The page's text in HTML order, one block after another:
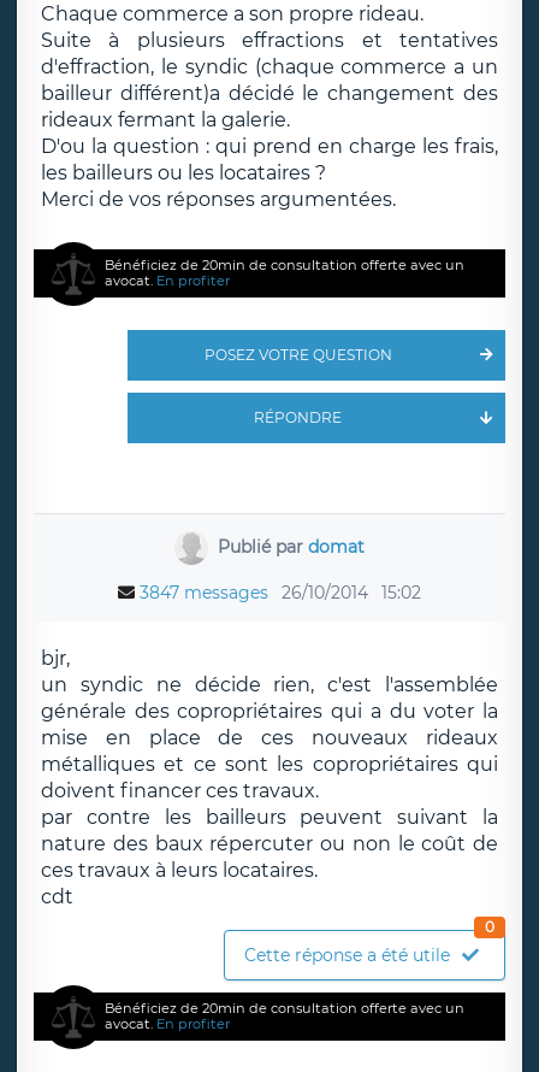
Chaque commerce a son propre rideau.
Suite à plusieurs effractions et tentatives
d'effraction, le syndic (chaque commerce a un
bailleur différent)a décidé le changement des
rideaux fermant la galerie.
D'ou la question : qui prend en charge les frais,
les bailleurs ou les locataires ?
Merci de vos réponses argumentées.
Bénéficiez de 20min de consultation offerte avec un
avocat. En profiter
POSEZ VOTRE QUESTION
RÉPONDRE
Publié par domat
3847 messages 26/10/2014 15:02
bjr,
un syndic ne décide rien, c'est l'assemblée
générale des copropriétaires qui a du voter la
mise en place de ces nouveaux rideaux
métalliques et ce sont les copropriétaires qui
doivent financer ces travaux.
par contre les bailleurs peuvent suivant la
nature des baux répercuter ou non le coût de
ces travaux à leurs locataires.
cdt
Cette réponse a été utile
0
Bénéficiez de 20min de consultation offerte avec un
avocat. En profiter